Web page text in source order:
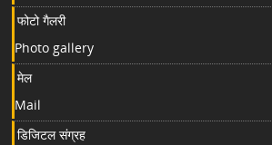
फोटो गैलरी
Photo gallery
मेल
Mail
डिजिटल संग्रह